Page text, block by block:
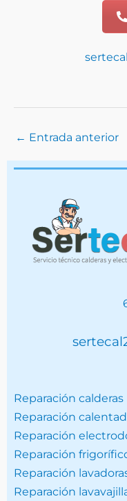
← Entrada anterior
Reparación calderas
Reparación
Reparación
Reparación
Reparación
Reparación